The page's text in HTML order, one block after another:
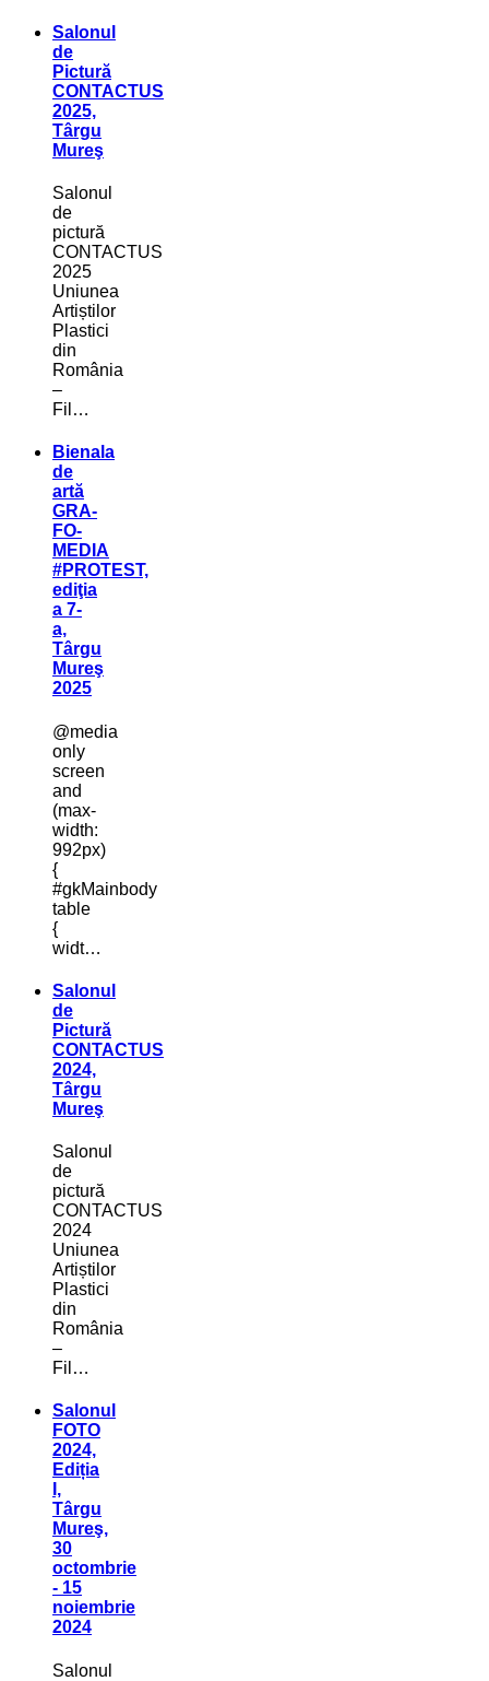
Salonul
de
Pictură
CONTACTUS
2025,
Târgu
Mureş
Salonul
de
pictură
CONTACTUS
2025
Uniunea
Artiștilor
Plastici
din
România
–
Fil…
Bienala
de
artă
GRA-
FO-
MEDIA
#PROTEST,
ediţia
a 7-
a,
Târgu
Mureş
2025
@media
only
screen
and
(max-
width:
992px)
{
#gkMainbody
table
{
widt…
Salonul
de
Pictură
CONTACTUS
2024,
Târgu
Mureş
Salonul
de
pictură
CONTACTUS
2024
Uniunea
Artiștilor
Plastici
din
România
–
Fil…
Salonul
FOTO
2024,
Ediția
I,
Târgu
Mureş,
30
octombrie
- 15
noiembrie
2024
Salonul